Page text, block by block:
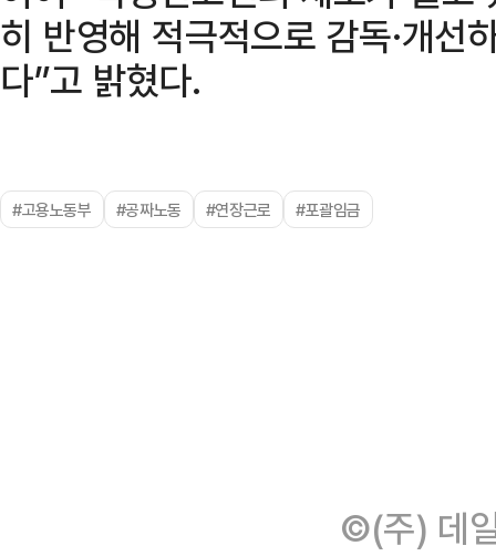
히 반영해 적극적으로 감독·개선
다”고 밝혔다.
#고용노동부 #공짜노동 #연장근로 #포괄임금
©(주) 데